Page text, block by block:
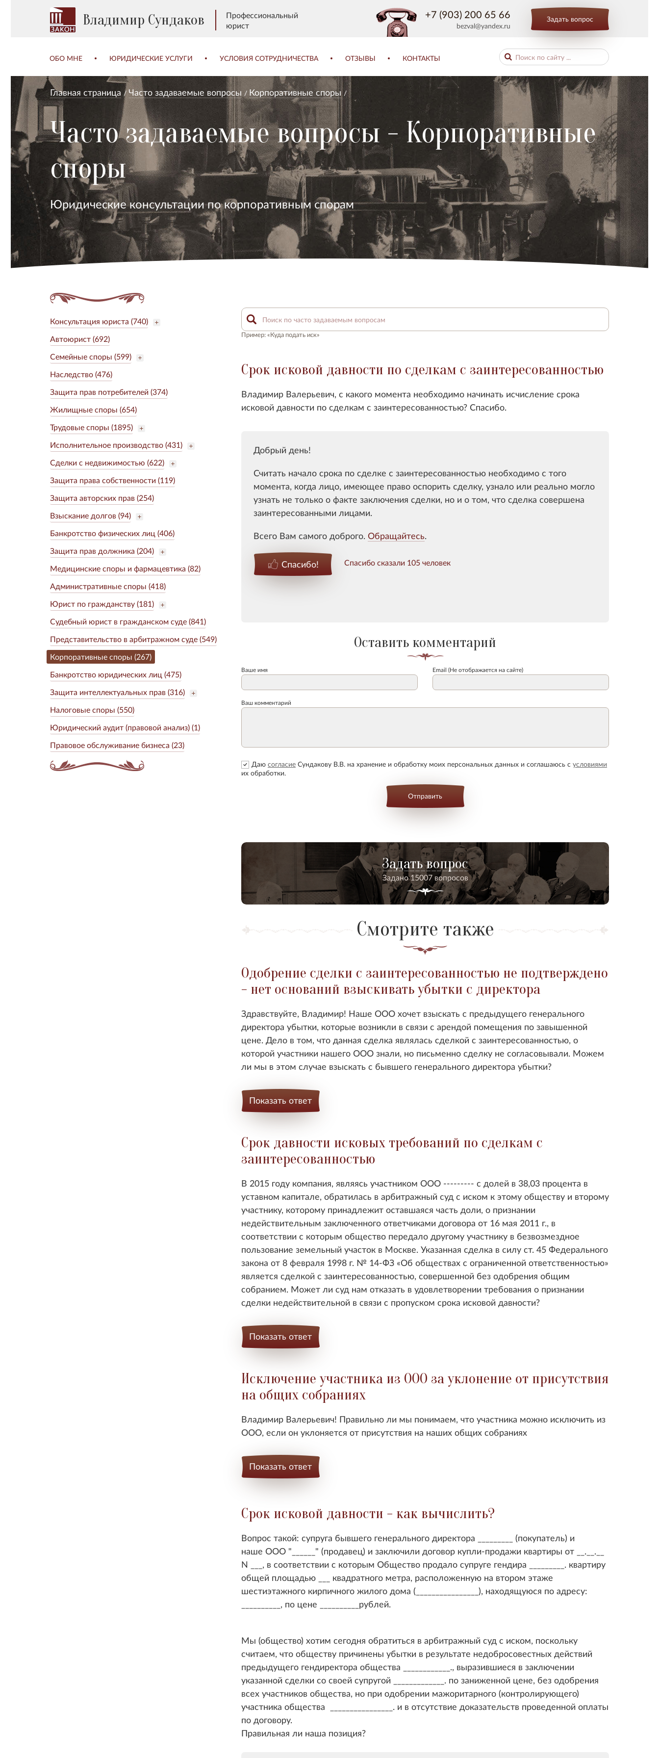
Владимир Сундаков
Профессиональный
юрист
+7 (903) 200 65 66
bezval@yandex.ru
Задать вопрос
ОБО МНЕ ЮРИДИЧЕСКИЕ УСЛУГИ УСЛОВИЯ СОТРУДНИЧЕСТВА ОТЗЫВЫ КОНТАКТЫ
Главная страница Часто задаваемые вопросы Корпоративные споры
Часто задаваемые вопросы - Корпоративные
споры
Юридические консультации по корпоративным спорам
Консультация юриста (740)
Автоюрист (692)
Семейные споры (599)
Наследство (476)
Защита прав потребителей (374)
Жилищные споры (654)
Трудовые споры (1895)
Исполнительное производство (431)
Сделки с недвижимостью (622)
Защита права собственности (119)
Защита авторских прав (254)
Взыскание долгов (94)
Банкротство физических лиц (406)
Защита прав должника (204)
Медицинские споры и фармацевтика (82)
Административные споры (418)
Юрист по гражданству (181)
Судебный юрист в гражданском суде (841)
Представительство в арбитражном суде (549)
Корпоративные споры (267)
Банкротство юридических лиц (475)
Защита интеллектуальных прав (316)
Налоговые споры (550)
Юридический аудит (правовой анализ) (1)
Правовое обслуживание бизнеса (23)
Пример: «Куда подать иск»
Срок исковой давности по сделкам с заинтересованностью
Владимир Валерьевич, с какого момента необходимо начинать исчисление срока
исковой давности по сделкам с заинтересованностью? Спасибо.
Добрый день!
Считать начало срока по сделке с заинтересованностью необходимо с того
момента, когда лицо, имеющее право оспорить сделку, узнало или реально могло
узнать не только о факте заключения сделки, но и о том, что сделка совершена
заинтересованными лицами.
Всего Вам самого доброго. Обращайтесь.
Спасибо! Спасибо сказали 105 человек
Оставить комментарий
Ваше имя Email (Не отображается на сайте)
Ваш комментарий
Даю согласие Сундакову В.В. на хранение и обработку моих персональных данных и соглашаюсь с условиями
их обработки.
Отправить
Задать вопрос
Задано 15007 вопросов
Смотрите также
Одобрение сделки с заинтересованностью не подтверждено
- нет оснований взыскивать убытки с директора
Здравствуйте, Владимир! Наше ООО хочет взыскать с предыдущего генерального
директора убытки, которые возникли в связи с арендой помещения по завышенной
цене. Дело в том, что данная сделка являлась сделкой с заинтересованностью, о
которой участники нашего ООО знали, но письменно сделку не согласовывали. Можем
ли мы в этом случае взыскать с бывшего генерального директора убытки?
Показать ответ
Срок давности исковых требований по сделкам с
заинтересованностью
В 2015 году компания, являясь участником ООО --------- с долей в 38,03 процента в
уставном капитале, обратилась в арбитражный суд с иском к этому обществу и второму
участнику, которому принадлежит оставшаяся часть доли, о признании
недействительным заключенного ответчиками договора от 16 мая 2011 г., в
соответствии с которым общество передало другому участнику в безвозмездное
пользование земельный участок в Москве. Указанная сделка в силу ст. 45 Федерального
закона от 8 февраля 1998 г. № 14-ФЗ «Об обществах с ограниченной ответственностью»
является сделкой с заинтересованностью, совершенной без одобрения общим
собранием. Может ли суд нам отказать в удовлетворении требования о признании
сделки недействительной в связи с пропуском срока исковой давности?
Показать ответ
Исключение участника из ООО за уклонение от присутствия
на общих собраниях
Владимир Валерьевич! Правильно ли мы понимаем, что участника можно исключить из
ООО, если он уклоняется от присутствия на наших общих собраниях
Показать ответ
Срок исковой давности - как вычислить?
Вопрос такой: супруга бывшего генерального директора _________ (покупатель) и
наше ООО "______" (продавец) и заключили договор купли-продажи квартиры от __.__.__
N ___, в соответствии с которым Общество продало супруге гендира _________. квартиру
общей площадью ___ квадратного метра, расположенную на втором этаже
шестиэтажного кирпичного жилого дома (________________), находящуюся по адресу:
__________, по цене __________рублей.
Мы (общество) хотим сегодня обратиться в арбитражный суд с иском, поскольку
считаем, что обществу причинены убытки в результате недобросовестных действий
предыдущего гендиректора общества ____________., выразившиеся в заключении
указанной сделки со своей супругой _____________. по заниженной цене, без одобрения
всех участников общества, но при одобрении мажоритарного (контролирующего)
участника общества ________________. и в отсутствие доказательств проведенной оплаты
по договору.
Правильная ли наша позиция?